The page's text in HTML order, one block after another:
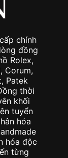
chính
đồng
Rolex,
Corum,
Patek
thời
khối
tuyển
hóa
hóa độc
từng